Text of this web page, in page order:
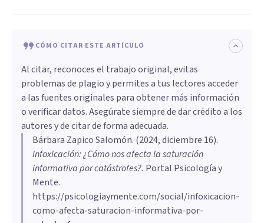
CÓMO CITAR ESTE ARTÍCULO
Al citar, reconoces el trabajo original, evitas
problemas de plagio y permites a tus lectores acceder
a las fuentes originales para obtener más información
o verificar datos. Asegúrate siempre de dar crédito a los
autores y de citar de forma adecuada.
Bárbara Zapico Salomón. (2024, diciembre 16).
Infoxicación: ¿Cómo nos afecta la saturación
informativa por catástrofes?. Portal Psicología y
Mente.
https://psicologiaymente.com/social/infoxicacion-
como-afecta-saturacion-informativa-por-